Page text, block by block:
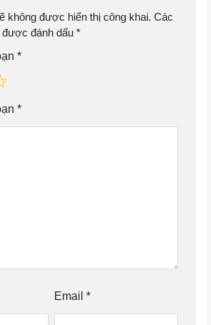
không được hiển thị công khai. Các
đánh dấu *
*
*
Email *